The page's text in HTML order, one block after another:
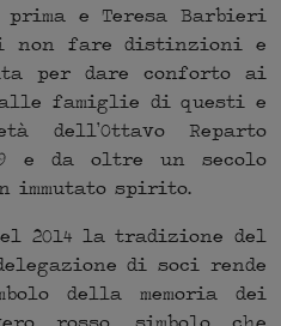
prima e Teresa Barbieri
non fare distinzioni e
per dare conforto ai
famiglie di questi e
dell’Ottavo Reparto
e da oltre un secolo
immutato spirito.
2014 la tradizione del
delegazione di soci rende
della memoria dei